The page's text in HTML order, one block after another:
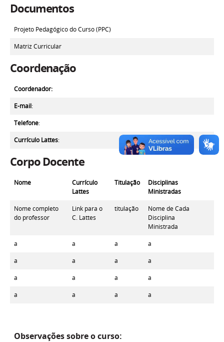
Documentos
Projeto Pedagógico do Curso (PPC)
Matriz Curricular
Coordenação
Coordenador:
E-mail:
Telefone:
Currículo Lattes:
Corpo Docente
Nome
Currículo
Lattes
Titulação
Disciplinas
Ministradas
Nome completo
do professor
Link para o
C. Lattes
titulação
Nome de Cada
Disciplina
Ministrada
a
a a
a
a
a a
a
a
a a
a
a
a a a
Observações sobre o curso: